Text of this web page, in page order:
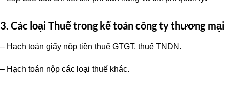
3. Các loại Thuế trongkế toán công ty thương mại
– Hạch toán giấy nộp tiền thuế GTGT, thuế TNDN.
– Hạch toán nộp các loại thuế khác.